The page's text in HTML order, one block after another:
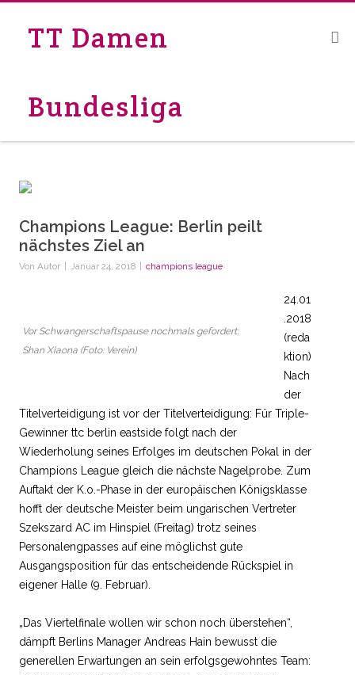
TT Damen
Bundesliga
Champions League: Berlin peilt
nächstes Ziel an
Von Autor Januar 24, 2018 champions league
Vor Schwangerschaftspause nochmals gefordert:
Shan Xiaona (Foto: Verein)
24.01
.2018
(reda
ktion)
Nach
der
Titelverteidigung ist vor der Titelverteidigung: Für Triple-
Gewinner ttc berlin eastside folgt nach der
Wiederholung seines Erfolges im deutschen Pokal in der
Champions League gleich die nächste Nagelprobe. Zum
Auftakt der K.o.-Phase in der europäischen Königsklasse
hofft der deutsche Meister beim ungarischen Vertreter
Szekszard AC im Hinspiel (Freitag) trotz seines
Personalengpasses auf eine möglichst gute
Ausgangsposition für das entscheidende Rückspiel in
eigener Halle (9. Februar).
„Das Viertelfinale wollen wir schon noch überstehen“,
dämpft Berlins Manager Andreas Hain bewusst die
generellen Erwartungen an sein erfolgsgewohntes Team: